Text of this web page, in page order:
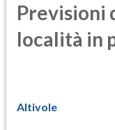
Previsioni
località in
Altivole